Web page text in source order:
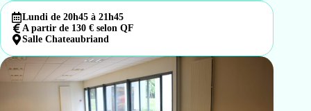
Lundi de 20h45 à 21h45
A partir de 130 € selon QF
Salle Chateaubriand